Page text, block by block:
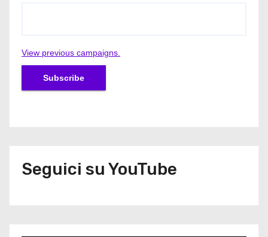
View previous campaigns.
Seguici su YouTube